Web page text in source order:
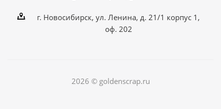
г. Новосибирск, ул. Ленина, д. 21/1 корпус 1,
оф. 202
2026 © goldenscrap.ru